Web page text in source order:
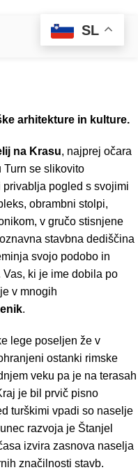
arhitekture in kulture.
na Krasu, najprej očara
Turn se slikovito
privablja pogled s svojimi
obrambni stolpi,
v gručo stisnjene
stavbna dediščina
svojo podobo in
ki je ime dobila po
v mnogih
.
lege poseljen že v
ostanki rimske
veku pa je na terasah
je bil prvič pisno
turškimi vpadi so naselje
razvoja je Štanjel
izvira zasnova naselja
značilnosti stavb.
SL